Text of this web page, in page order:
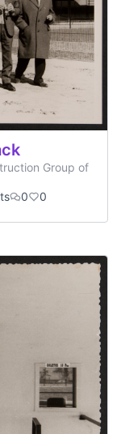
Group of
0 0